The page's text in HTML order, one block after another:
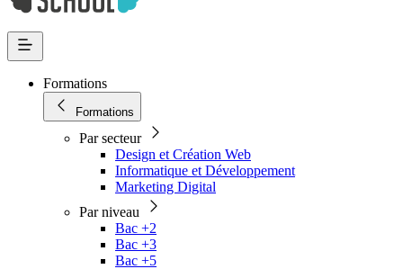
Formations
Formations
Par secteur
Design et Création Web
Informatique et Développement
Marketing Digital
Par niveau
Bac +2
Bac +3
Bac +5